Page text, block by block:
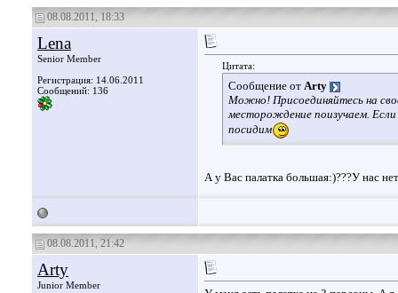
08.08.2011, 18:33
Lena
Senior Member
Регистрация: 14.06.2011
Сообщений: 136
Цитата:
Сообщение от Arty
Можно! Присоединяйтесь на
месторождение поизучаем.
посидим
А у Вас палатка большая:)???У нас
08.08.2011, 21:42
Arty
Junior Member